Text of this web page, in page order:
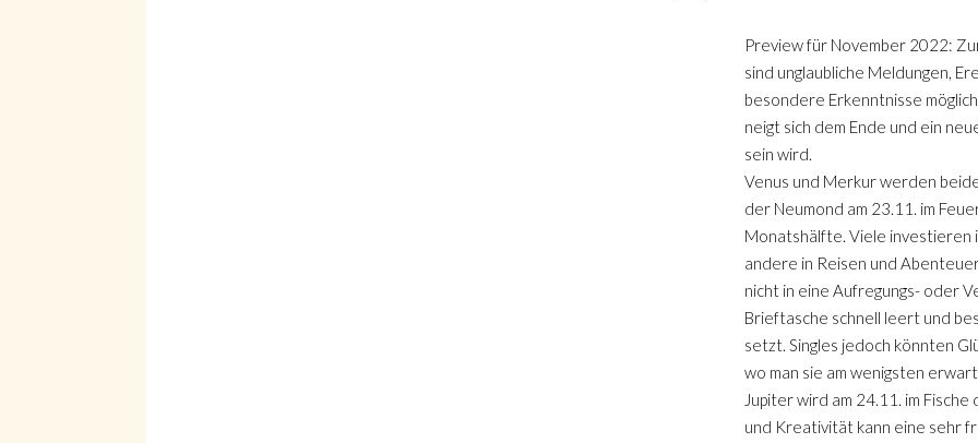
Preview für November 2022:
sind unglaubliche Meldungen,
besondere Erkenntnisse
neigt sich dem Ende und ein
sein wird.
Venus und Merkur werden
der Neumond am 23.11. im
Monatshälfte. Viele investieren
andere in Reisen und
nicht in eine Aufregungs- oder
Brieftasche schnell leert und
setzt. Singles jedoch könnten
wo man sie am wenigsten
Jupiter wird am 24.11. im
und Kreativität kann eine sehr